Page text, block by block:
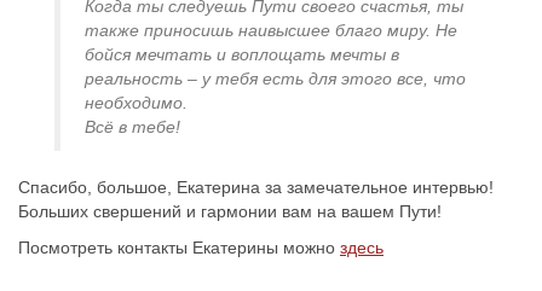
Когда ты следуешь Пути своего счастья, ты
также приносишь наивысшее благо миру. Не
бойся мечтать и воплощать мечты в
реальность – у тебя есть для этого все, что
необходимо.
Всё в тебе!
Спасибо, большое, Екатерина за замечательное интервью!
Больших свершений и гармонии вам на вашем Пути!
Посмотреть контакты Екатерины можно здесь